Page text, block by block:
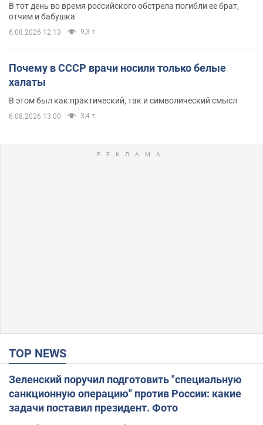
В тот день во время российского обстрела погибли ее брат,
отчим и бабушка
6.08.2026 12:13 9,3 т.
Почему в СССР врачи носили только белые
халаты
В этом был как практический, так и символический смысл
6.08.2026 13:00 3,4 т.
TOP NEWS
Зеленский поручил подготовить "специальную
санкционную операцию" против России: какие
задачи поставил президент. Фото